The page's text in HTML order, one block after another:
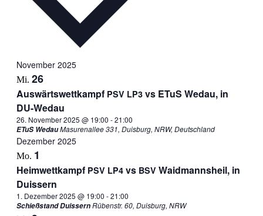
November 2025
Mi. 26
Aus­wärts­wett­kampf PSV LP3vs ETuS Wedau, in
DU-Wedau
26. November 2025 @ 19:00 -21:00
ETuS WedauMasurenallee 331, Duisburg, NRW, Deutschland
Dezember 2025
Mo. 1
Heim­wett­kampf PSV LP4vs BSVWaid­manns­heil, in
Duissern
1. Dezember 2025 @ 19:00 -21:00
Schießstand DuissernRübenstr. 60, Duisburg, NRW